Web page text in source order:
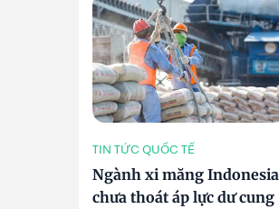
TIN TỨC QUỐC TẾ
Ngành xi măng Indonesia
chưa thoát áp lực dư cung